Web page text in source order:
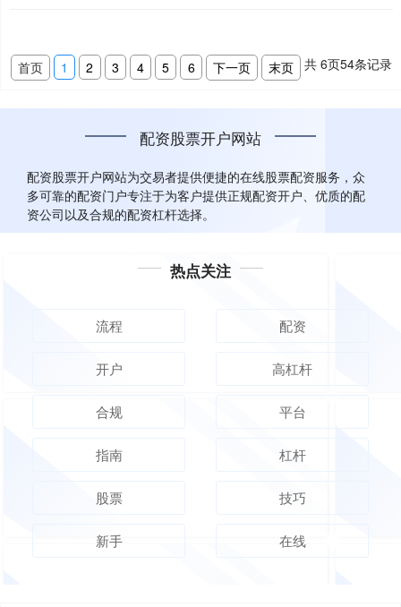
首页 1 2 3 4 5 6 下一页 末页 共6页54条记录
配资股票开户网站
配资股票开户网站为交易者提供便捷的在线股票配资服务，众
多可靠的配资门户专注于为客户提供正规配资开户、优质的配
资公司以及合规的配资杠杆选择。
热点关注
流程 配资
开户 高杠杆
合规 平台
指南 杠杆
股票 技巧
新手 在线